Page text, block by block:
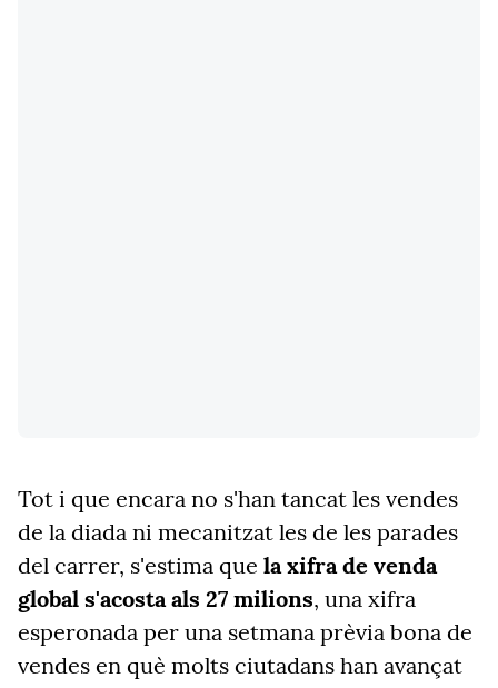
Tot i que encara no s'han tancat les vendes
de la diada ni mecanitzat les de les parades
del carrer, s'estima que la xifra de venda
global s'acosta als 27 milions, una xifra
esperonada per una setmana prèvia bona de
vendes en què molts ciutadans han avançat